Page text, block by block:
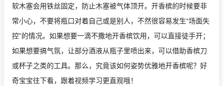
软木塞会用铁丝固定，防止木塞被气体顶开。开香槟的时候要非
常小心，不要将瓶口对着自己或是别人，不然很容易发生“场面失
控”的情况。如果想要一滴不撒地开香槟饮用，可以直接徒手开；
如果想要搞气氛，让部分酒液从瓶子里喷出来，可以借助香槟刀
或杯子之类的工具。那么，究竟该如何姿势优雅地开香槟呢？好
奇宝宝往下看，跟着视频学习更直观哦！